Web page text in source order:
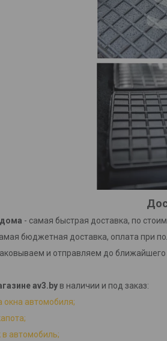
- самая быстрая доставка, по
бюджетная доставка, оплата при
и отправляем до ближайшего
av3.by в наличии и под заказ:
окна автомобиля;
в автомобиль;